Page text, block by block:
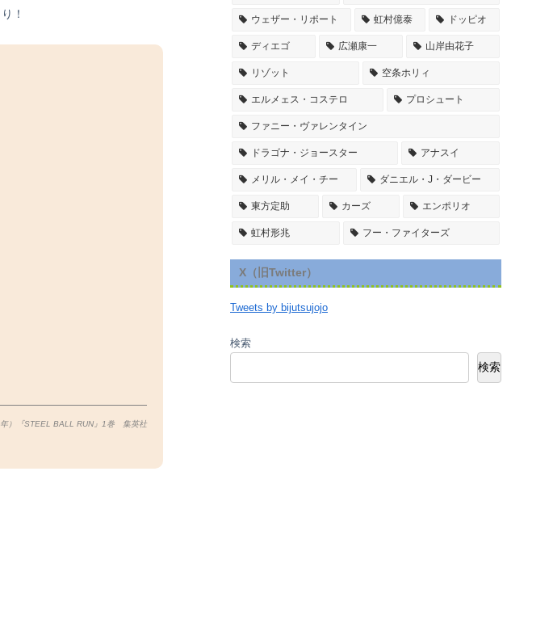
！
年）『STEEL BALL RUN』1巻 集英社
ウェザー・リポート 虹村億泰 ドッピオ
ディエゴ 広瀬康一 山岸由花子
リゾット 空条ホリィ
エルメェス・コステロ プロシュート
ファニー・ヴァレンタイン
ドラゴナ・ジョースター アナスイ
メリル・メイ・チー ダニエル・J・ダービー
東方定助 カーズ エンポリオ
虹村形兆 フー・ファイターズ
X（旧Twitter）
Tweets by bijutsujojo
検索
検索